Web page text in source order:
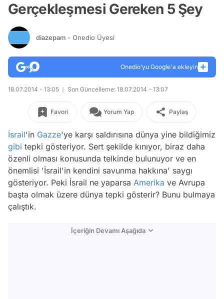
Gerçekleşmesi Gereken 5 Şey
diazepam - Onedio Üyesi
Onedio’yu Google'a ekleyin
18.07.2014 - 13:05 Son Güncelleme: 18.07.2014 - 13:07
Favori Yorum Yap Paylaş
İsrail'in Gazze'ye karşı saldırısına dünya yine bildiğimiz
gibi tepki gösteriyor. Sert şekilde kınıyor, biraz daha
özenli olması konusunda telkinde bulunuyor ve en
önemlisi 'İsrail'in kendini savunma hakkına' saygı
gösteriyor. Peki İsrail ne yaparsa Amerika ve Avrupa
başta olmak üzere dünya tepki gösterir? Bunu bulmaya
çalıştık.
İçeriğin Devamı Aşağıda